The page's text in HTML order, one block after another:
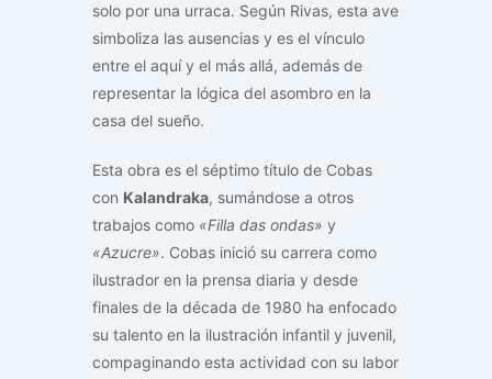
solo por una urraca. Según Rivas, esta ave
simboliza las ausencias y es el vínculo
entre el aquí y el más allá, además de
representar la lógica del asombro en la
casa del sueño.
Esta obra es el séptimo título de Cobas
con Kalandraka, sumándose a otros
trabajos como «Filla das ondas» y
«Azucre». Cobas inició su carrera como
ilustrador en la prensa diaria y desde
finales de la década de 1980 ha enfocado
su talento en la ilustración infantil y juvenil,
compaginando esta actividad con su labor